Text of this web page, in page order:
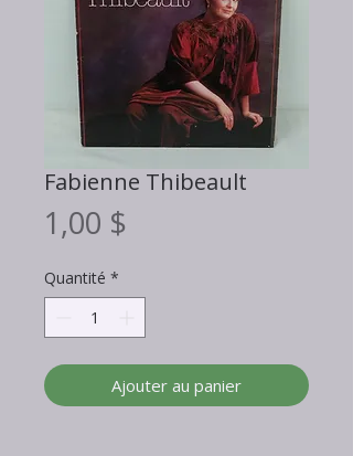
Fabienne Thibeault
1,00 $
Quantité *
Ajouter au panier